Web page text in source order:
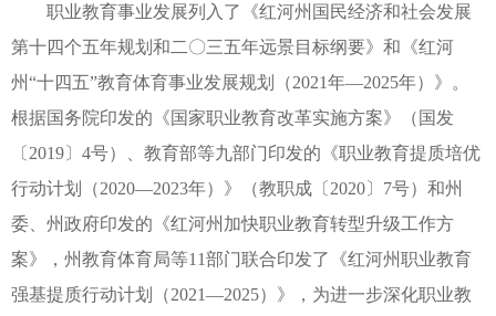
职业教育事业发展列入了《红河州国民经济和社会发展
第十四个五年规划和二〇三五年远景目标纲要》和《红河
州“十四五”教育体育事业发展规划（2021年—2025年）》。
根据国务院印发的《国家职业教育改革实施方案》（国发
〔2019〕4号）、教育部等九部门印发的《职业教育提质培优
行动计划（2020—2023年）》（教职成〔2020〕7号）和州
委、州政府印发的《红河州加快职业教育转型升级工作方
案》，州教育体育局等11部门联合印发了《红河州职业教育
强基提质行动计划（2021—2025）》，为进一步深化职业教